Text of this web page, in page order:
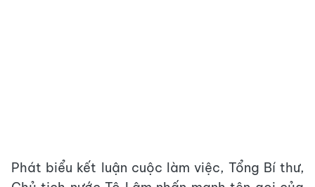
Phát biểu kết luận cuộc làm việc, Tổng Bí thư,